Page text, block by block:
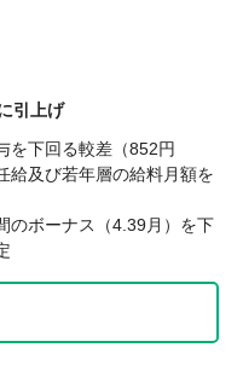
引上げ
を下回る較差（852円
給及び若年層の給料月額を
のボーナス（4.39月）を下